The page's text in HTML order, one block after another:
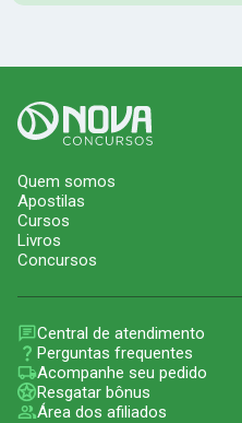
Quem somos
Apostilas
Cursos
Livros
Concursos
Central de atendimento
Perguntas frequentes
Acompanhe seu pedido
Resgatar bônus
Área dos afiliados